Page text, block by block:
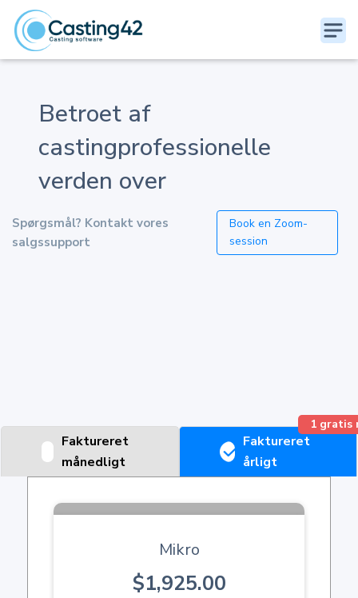
Betroet af
castingprofessionelle
verden over
Spørgsmål? Kontakt vores
salgssupport
Book en Zoom-
session
Faktureret
månedligt
Faktureret
årligt
1 gratis
Mikro
$1,925.00